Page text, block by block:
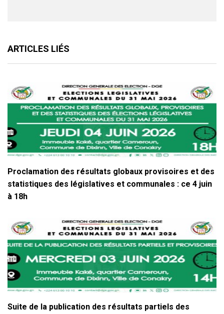
ARTICLES LIÉS
Proclamation des résultats globaux provisoires et des
statistiques des législatives et communales : ce 4 juin
à 18h
Suite de la publication des résultats partiels des